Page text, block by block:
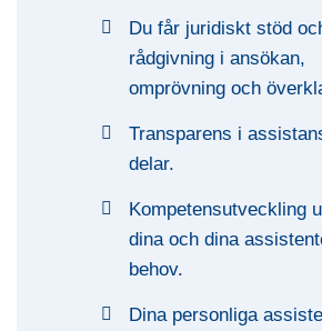
Du får juridiskt stöd
rådgivning i ansökan,
omprövning och
Transparens i
delar.
Kompetensutveckling
dina och dina
behov.
Dina personliga